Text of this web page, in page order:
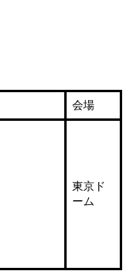
会場
東京ド
ーム